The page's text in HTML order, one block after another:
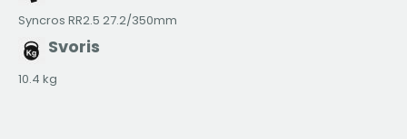
Syncros RR2.5 27.2/350mm
Svoris
10.4 kg